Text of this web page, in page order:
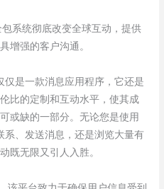
系统彻底改变全球互动，提供
增强的客户沟通。
是一款消息应用程序，它还是
比的定制和互动水平，使其成
或缺的一部分。无论您是使用
系、发送消息，还是浏览大量有
既无限又引人入胜。